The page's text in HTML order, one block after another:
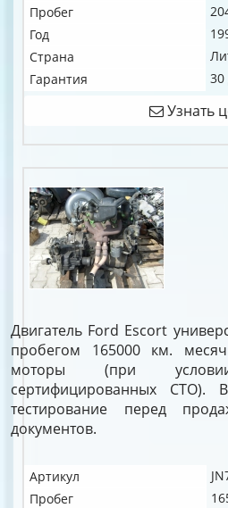
Пробег
Год
Страна
Гарантия
30
Узнать
Двигатель Ford Escort
пробегом 165000 км.
моторы (при
сертифицированных СТО).
тестирование перед
документов.
Артикул
Пробег